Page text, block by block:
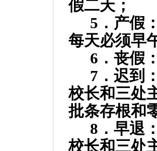
假二天；
5 ．产假
每天必须早
6 ．丧假
7 ．迟到
校长和三处
批条存根和
8 ．早退
校长和三处